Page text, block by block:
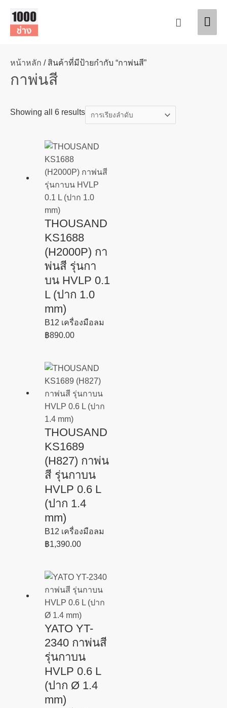
content
Search
หน้าหลัก / สินค้าที่มีป้ายกำกับ “กาพ่นสี”
กาพ่นสี
Showing all 6 results
THOUSAND
KS1688
(H2000P) กา
พ่นสี รุ่นกา
บน HVLP 0.1
L (ปาก 1.0
mm)
B12 เครื่องมือลม
฿890.00
THOUSAND
KS1689
(H827) กาพ่น
สี รุ่นกาบน
HVLP 0.6 L
(ปาก 1.4
mm)
B12 เครื่องมือลม
฿1,390.00
YATO YT-
2340 กาพ่นสี
รุ่นกาบน
HVLP 0.6 L
(ปาก Ø 1.4
mm)